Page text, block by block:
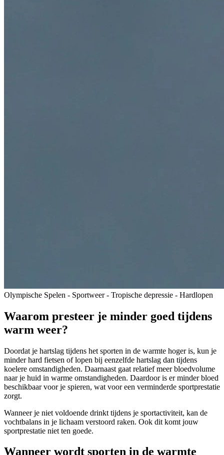
Olympische Spelen - Sportweer - Tropische depressie - Hardlopen
Waarom presteer je minder goed tijdens
warm weer?
Doordat je hartslag tijdens het sporten in de warmte hoger is, kun je
minder hard fietsen of lopen bij eenzelfde hartslag dan tijdens
koelere omstandigheden. Daarnaast gaat relatief meer bloedvolume
naar je huid in warme omstandigheden. Daardoor is er minder bloed
beschikbaar voor je spieren, wat voor een verminderde sportprestatie
zorgt.
Wanneer je niet voldoende drinkt tijdens je sportactiviteit, kan de
vochtbalans in je lichaam verstoord raken. Ook dit komt jouw
sportprestatie niet ten goede.
Wanneer wordt sporten in de warmte